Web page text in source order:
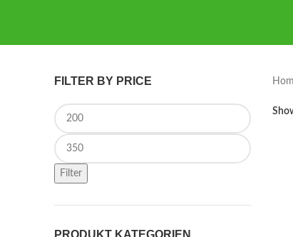
FILTER BY PRICE
Min price
Max price
Filter
PRODUKT KATEGORIEN